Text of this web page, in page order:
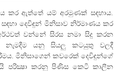
කර ඇත්තේ යම් අරමුණක් සඳහාය.
දෙවිඳුන් මිනිසාව නිර්මාණය කර
වන්නේ සිරස නමා සිදු කරන
යනු සියලු කටයුතු වලදී
මිනිසාගෙන් කවරෙක් දෙවිඳුන්ගේ
පරික්‍ෂා කරනු පිණිස කෙටි කාලීන